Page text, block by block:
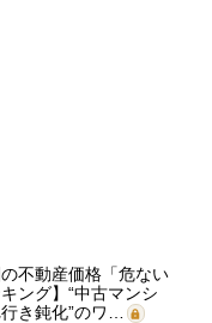
の不動産価格「危ない
ング】“中古マンシ
き鈍化”のワ…